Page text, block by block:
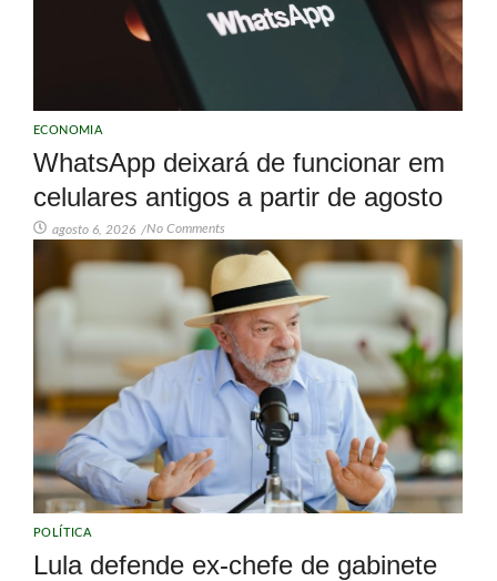
ECONOMIA
WhatsApp deixará de funcionar em
celulares antigos a partir de agosto
agosto 6, 2026 /No Comments
POLÍTICA
Lula defende ex-chefe de gabinete